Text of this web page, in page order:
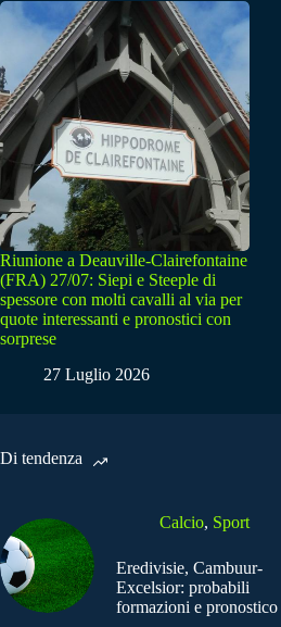
Riunione a Deauville-Clairefontaine
(FRA) 27/07: Siepi e Steeple di
spessore con molti cavalli al via per
quote interessanti e pronostici con
sorprese
27 Luglio 2026
Di tendenza
Calcio, Sport
Eredivisie, Cambuur-
Excelsior: probabili
formazioni e pronostico